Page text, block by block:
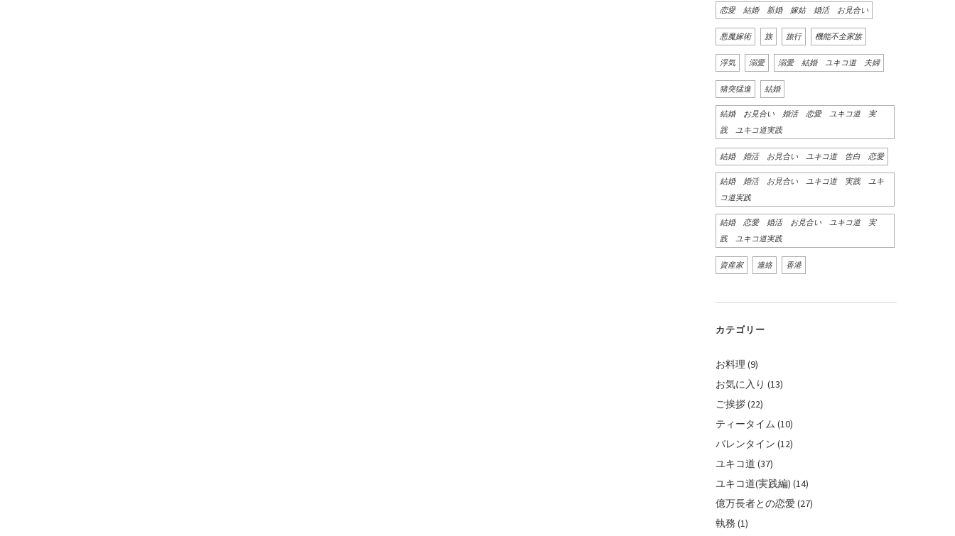
恋愛 結婚 新婚 嫁姑 婚活 お見合い
悪魔嫁術 旅 旅行 機能不全家族
浮気 溺愛 溺愛 結婚 ユキコ道 夫婦
猪突猛進 結婚
結婚 お見合い 婚活 恋愛 ユキコ道 実
践 ユキコ道実践
結婚 婚活 お見合い ユキコ道 告白 恋愛
結婚 婚活 お見合い ユキコ道 実践 ユキ
コ道実践
結婚 恋愛 婚活 お見合い ユキコ道 実
践 ユキコ道実践
資産家 連絡 香港
カテゴリー
お料理 (9)
お気に入り (13)
ご挨拶(22)
ティータイム (10)
バレンタイン (12)
ユキコ道 (37)
ユキコ道(実践編) (14)
億万長者との恋愛 (27)
執務 (1)